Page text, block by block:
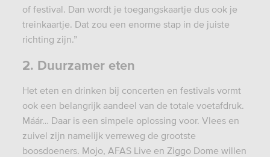
of festival. Dan wordt je toegangskaartje dus ook je
treinkaartje. Dat zou een enorme stap in de juiste
richting zijn.”
2. Duurzamer eten
Het eten en drinken bij concerten en festivals vormt
ook een belangrijk aandeel van de totale voetafdruk.
Máár… Daar is een simpele oplossing voor. Vlees en
zuivel zijn namelijk verreweg de grootste
boosdoeners. Mojo, AFAS Live en Ziggo Dome willen